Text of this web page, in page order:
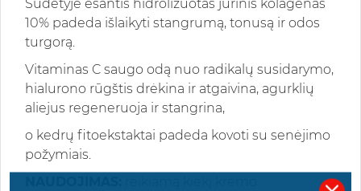
Sudėtyje esantis hidrolizuotas jūrinis kolagenas
10% padeda išlaikyti stangrumą, tonusą ir odos
turgorą.
Vitaminas C saugo odą nuo radikalų susidarymo,
hialurono rūgštis drėkina ir atgaivina, agurklių
aliejus regeneruoja ir stangrina,
o kedrų fitoekstaktai padeda kovoti su senėjimo
požymiais.